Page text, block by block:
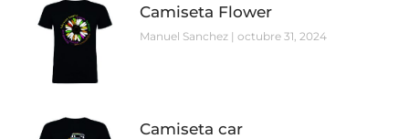
Camiseta Flower
Manuel Sanchez octubre 31, 2024
Camiseta car